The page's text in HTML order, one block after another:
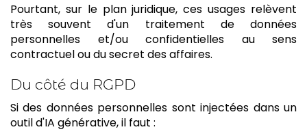
Pourtant, sur le plan juridique, ces usages relèvent
très souvent d'un traitement de données
personnelles et/ou confidentielles au sens
contractuel ou du secret des affaires.
Du côté du RGPD
Si des données personnelles sont injectées dans un
outil d'IA générative, il faut :